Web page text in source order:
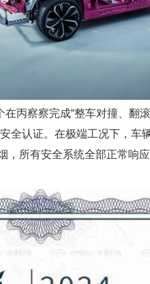
丙察察完成“整车对撞、翻
全认证。在极端工况下，车
，所有安全系统全部正常响